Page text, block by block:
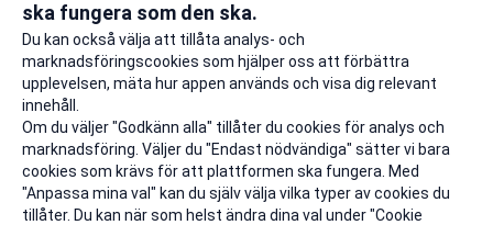
Till rabatten
ska fungera som den ska.
Du kan också välja att tillåta analys- och
marknadsföringscookies som hjälper oss att förbättra
upplevelsen, mäta hur appen används och visa dig relevant
innehåll.
Om du väljer "Godkänn alla" tillåter du cookies för analys och
marknadsföring. Väljer du "Endast nödvändiga" sätter vi bara
cookies som krävs för att plattformen ska fungera. Med
"Anpassa mina val" kan du själv välja vilka typer av cookies du
tillåter. Du kan när som helst ändra dina val under "Cookie